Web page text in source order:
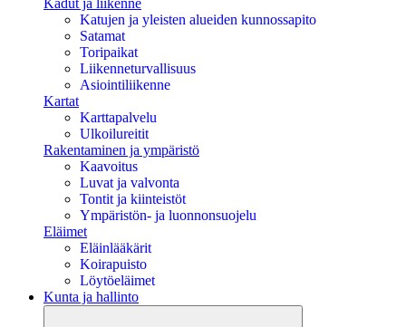
Katujen ja yleisten alueiden kunnossapito
Satamat
Toripaikat
Liikenneturvallisuus
Asiointiliikenne
Kartat
Karttapalvelu
Ulkoilureitit
Rakentaminen ja ympäristö
Kaavoitus
Luvat ja valvonta
Tontit ja kiinteistöt
Ympäristön- ja luonnonsuojelu
Eläimet
Eläinlääkärit
Koirapuisto
Löytöeläimet
Kunta ja hallinto